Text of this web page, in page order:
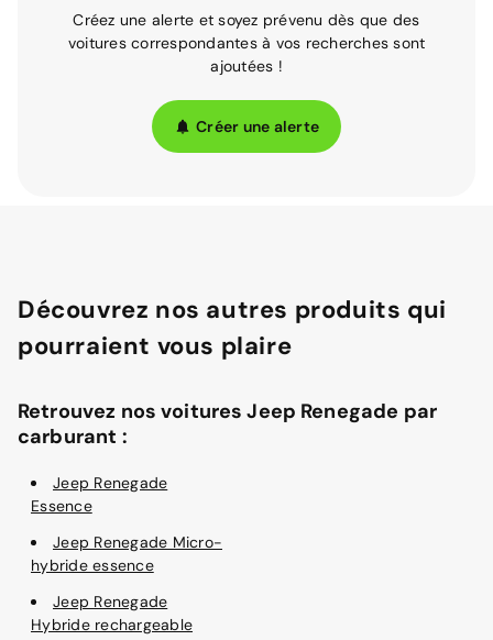
Créez une alerte et soyez prévenu dès que des
voitures correspondantes à vos recherches sont
ajoutées !
Créer une alerte
Découvrez nos autres produits qui
pourraient vous plaire
Retrouvez nos voitures Jeep Renegade par
carburant :
Jeep Renegade
Essence
Jeep Renegade Micro-
hybride essence
Jeep Renegade
Hybride rechargeable